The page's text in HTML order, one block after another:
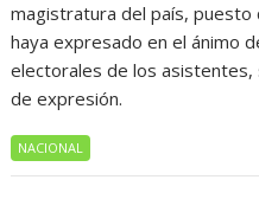
magistratura del país,
haya expresado en el ánimo
electorales de los
de expresión.
NACIONAL